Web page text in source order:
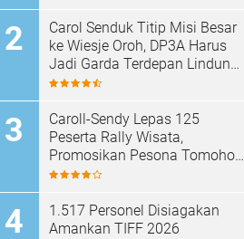
Carol Senduk Titip Misi Besar
ke Wiesje Oroh, DP3A Harus
Jadi Garda Terdepan Lindungi
Perempuan dan Anak
Caroll-Sendy Lepas 125
Peserta Rally Wisata,
Promosikan Pesona Tomohon
Jelang TIFF 2026
1.517 Personel Disiagakan
Amankan TIFF 2026